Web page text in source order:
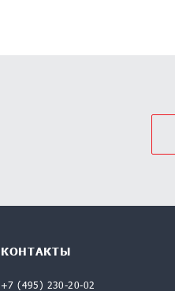
КОНТАКТЫ
+7 (495) 230-20-02